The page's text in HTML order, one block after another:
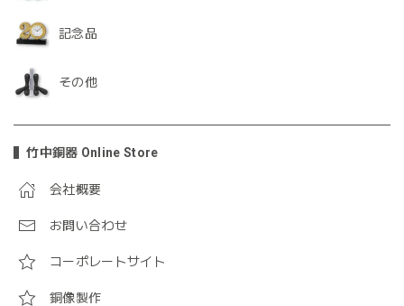
記念品
その他
竹中銅器 Online Store
会社概要
お問い合わせ
コーポレートサイト
銅像製作